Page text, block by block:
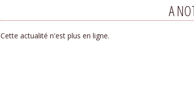
A
Cette actualité n'est plus en ligne.